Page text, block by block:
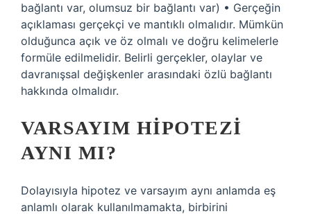
bağlantı var, olumsuz bir bağlantı var) • Gerçeğin
açıklaması gerçekçi ve mantıklı olmalıdır. Mümkün
olduğunca açık ve öz olmalı ve doğru kelimelerle
formüle edilmelidir. Belirli gerçekler, olaylar ve
davranışsal değişkenler arasındaki özlü bağlantı
hakkında olmalıdır.
VARSAYIM HIPOTEZI
AYNI MI?
Dolayısıyla hipotez ve varsayım aynı anlamda eş
anlamlı olarak kullanılmamakta, birbirini